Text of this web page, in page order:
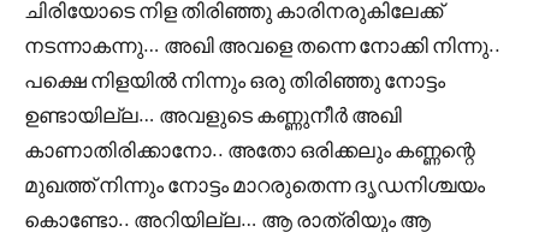
ചിരിയോടെ നിള തിരിഞ്ഞു കാരിനരുകിലേക്ക്
നടന്നാകന്നു… അഖി അവളെ തന്നെ നോക്കി നിന്നു..
പക്ഷെ നിളയിൽ നിന്നും ഒരു തിരിഞ്ഞു നോട്ടം
ഉണ്ടായില്ല… അവളുടെ കണ്ണുനീർ അഖി
കാണാതിരിക്കാനോ.. അതോ ഒരിക്കലും കണ്ണന്റെ
മുഖത്ത് നിന്നും നോട്ടം മാറരുതെന്ന ദൃഡനിശ്ചയം
കൊണ്ടോ.. അറിയില്ല… ആ രാത്രിയും ആ